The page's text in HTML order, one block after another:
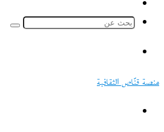
الموقع
منصة قنّاص الثقافية